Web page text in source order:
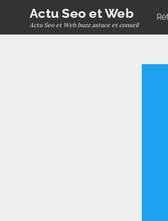
content
Actu Seo et Web
Actu Seo et Web buzz astuce et conseil